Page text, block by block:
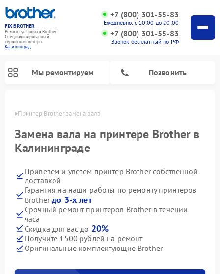
FIX-BROTHER
Ремонт устройств Brother
Специализированный
cервисный центр г.
Калининград
+7 (800) 301-55-83
Ежедневно, с 10:00 до 20:00
+7 (800) 301-55-83
Звонок бесплатный по РФ
Мы ремонтируем Позвонить
Принтер Brother замена вала
Замена вала на принтере Brother в
Калининграде
Привезем и увезем принтер Brother собственной
доставкой
Гарантия на наши работы по ремонту принтеров
Brotherдо 3-х лет
Срочный ремонт принтеров Brother в течении
часа
Скидка для вас до 20%
Получите 1500 рублей на ремонт
Оригинальные комплектующие Brother